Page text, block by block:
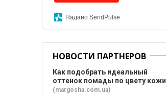
Надано SendPulse
НОВОСТИ ПАРТНЕРОВ
Как подобрать идеальный
оттенок помады по цвету кожи
(margosha.com.ua)